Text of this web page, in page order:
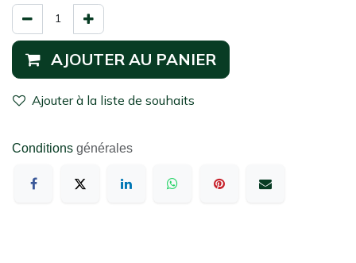
AJOUTER AU PANIER
Ajouter à la liste de souhaits
Conditions générales